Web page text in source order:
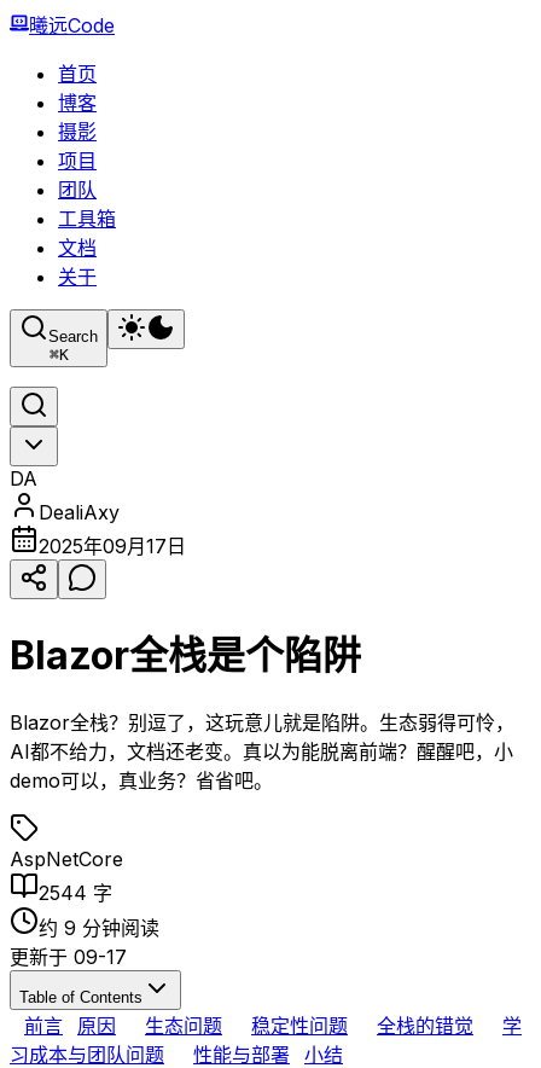
曦远Code
首页
博客
摄影
项目
团队
工具箱
文档
关于
Search
⌘K
DA
DealiAxy
2025年09月17日
Blazor全栈是个陷阱
Blazor全栈？别逗了，这玩意儿就是陷阱。生态弱得可怜，
AI都不给力，文档还老变。真以为能脱离前端？醒醒吧，小
demo可以，真业务？省省吧。
AspNetCore
2544 字
约 9 分钟阅读
更新于 09-17
Table of Contents
前言 原因 生态问题 稳定性问题 全栈的错觉
学
习成本与团队问题
性能与部署 小结